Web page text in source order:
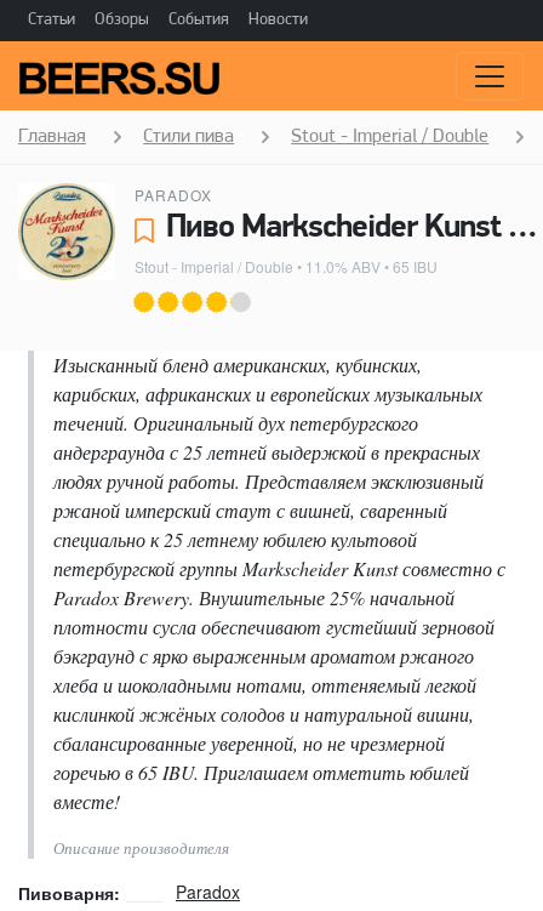
Статьи Обзоры События Новости
Главная Стили пива Stout - Imperial / Double
PARADOX
Пиво Markscheider Kunst 25 - Paradox
Stout - Imperial / Double • 11.0% ABV • 65 IBU
Изысканный бленд американских, кубинских,
карибских, африканских и европейских музыкальных
течений. Оригинальный дух петербургского
андерграунда с 25 летней выдержкой в прекрасных
людях ручной работы. Представляем эксклюзивный
ржаной имперский стаут с вишней, сваренный
специально к 25 летнему юбилею культовой
петербургской группы Markscheider Kunst совместно с
Paradox Brewery. Внушительные 25% начальной
плотности сусла обеспечивают густейший зерновой
бэкграунд с ярко выраженным ароматом ржаного
хлеба и шоколадными нотами, оттеняемый легкой
кислинкой жжёных солодов и натуральной вишни,
сбалансированные уверенной, но не чрезмерной
горечью в 65 IBU. Приглашаем отметить юбилей
вместе!
Описание производителя
Пивоварня:
Paradox